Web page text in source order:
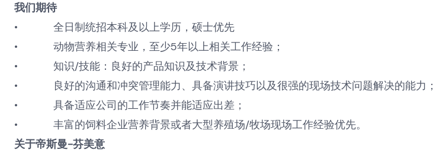
我们期待
•
全日制统招本科及以上学历，硕士优先
•
动物营养相关专业，至少5年以上相关工作经验；
•
知识/技能：良好的产品知识及技术背景；
•
良好的沟通和冲突管理能力、具备演讲技巧以及很强的现场技术问题解决的能力；
•
具备适应公司的工作节奏并能适应出差；
•
丰富的饲料企业营养背景或者大型养殖场/牧场现场工作经验优先。
关于帝斯曼-芬美意